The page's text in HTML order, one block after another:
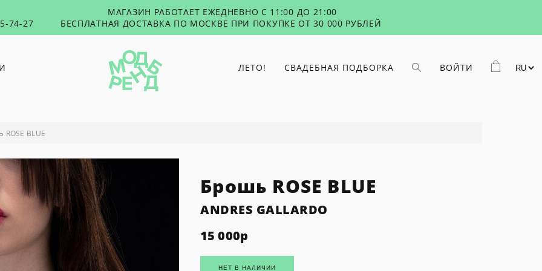
74-27
МАГАЗИН РАБОТАЕТ ЕЖЕДНЕВНО С 11:00 ДО 21:00
БЕСПЛАТНАЯ ДОСТАВКА ПО МОСКВЕ ПРИ ПОКУПКЕ ОТ 30 000 РУБЛЕЙ
PUNTUS
TABU
TOXICUTIES
45 SECONDS
ЛЕТО! СВАДЕБНАЯ ПОДБОРКА ВОЙТИ
BLUE
Брошь ROSE BLUE
ANDRES GALLARDO
15 000р
НЕТ В НАЛИЧИИ